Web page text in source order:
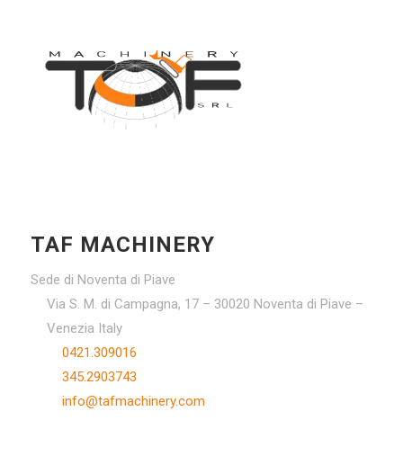
TAF MACHINERY
Sede di Noventa di Piave
Via S. M. di Campagna, 17 – 30020 Noventa di Piave –
Venezia Italy
0421.309016
345.2903743
info@tafmachinery.com